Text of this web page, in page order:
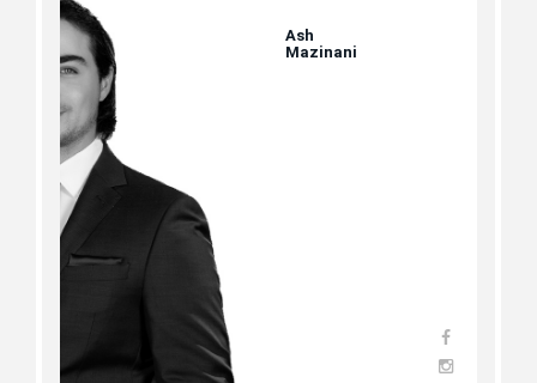
Ash
Mazinani